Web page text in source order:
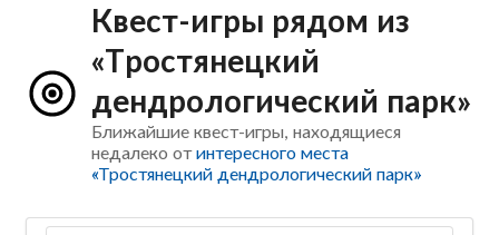
Квест-игры рядом из
«Тростянецкий
дендрологический парк»
Ближайшие квест-игры, находящиеся
недалеко отинтересного места
«Тростянецкий дендрологический парк»